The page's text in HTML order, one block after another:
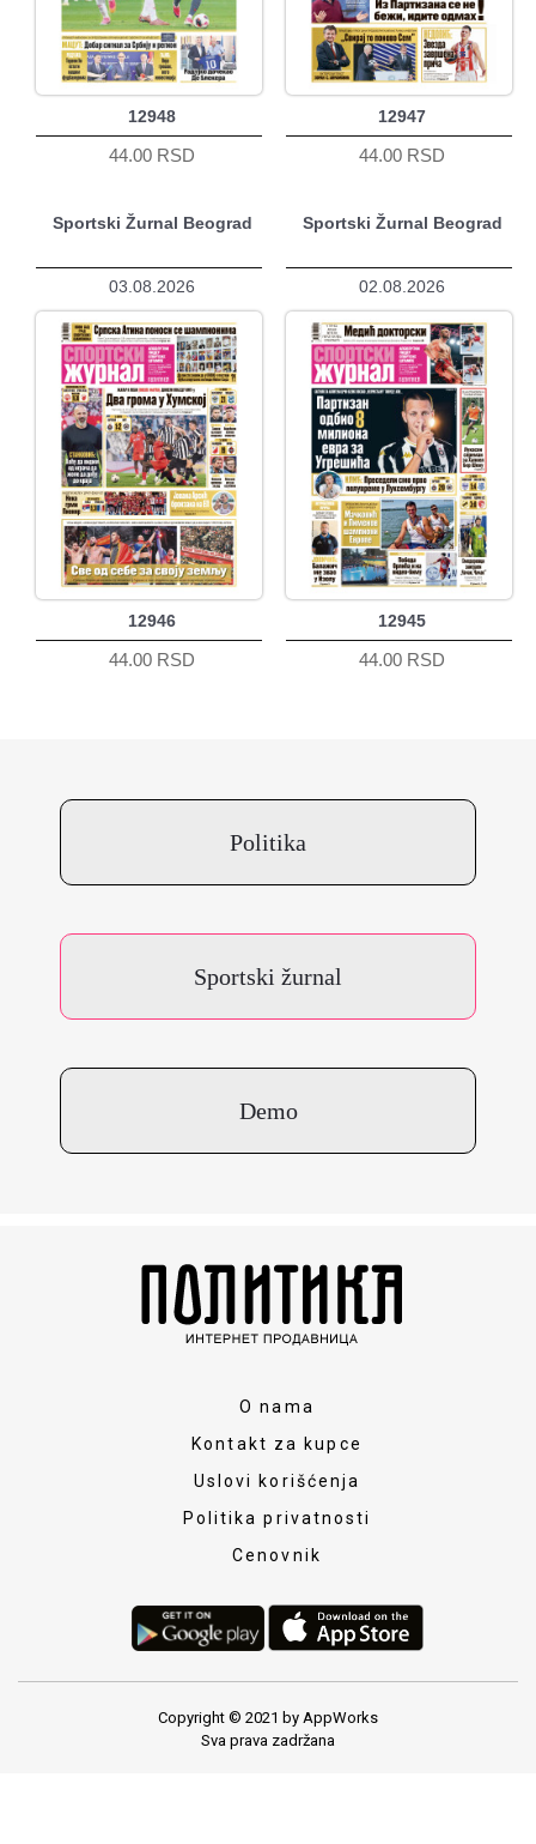
12948
44.00 RSD
12947
44.00 RSD
Sportski Žurnal Beograd
03.08.2026
12946
44.00 RSD
Sportski Žurnal Beograd
02.08.2026
12945
44.00 RSD
Politika
Sportski žurnal
Demo
O nama
Kontakt za kupce
Uslovi korišćenja
Politika privatnosti
Cenovnik
Copyright © 2021 by AppWorks
Sva prava zadržana